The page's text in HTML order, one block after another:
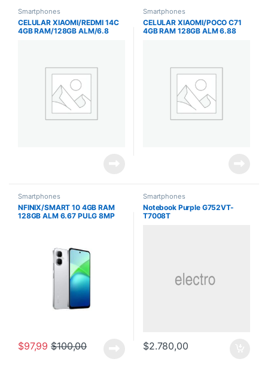
Smartphones
CELULAR XIAOMI/REDMI 14C
4GB RAM/128GB ALM/6.8
Smartphones
CELULAR XIAOMI/POCO C71
4GB RAM 128GB ALM 6.88
Smartphones
NFINIX/SMART 10 4GB RAM
128GB ALM 6.67 PULG 8MP
$97,99 $100,00
Smartphones
Notebook Purple G752VT-
T7008T
$2.780,00